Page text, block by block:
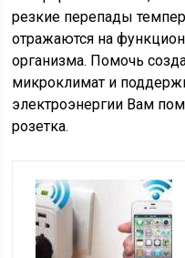
резкие перепады
отражаются на
организма. Помочь
микроклимат и
электроэнергии Вам
розетка.